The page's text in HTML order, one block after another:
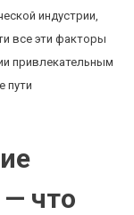
индустрии,
все эти факторы
привлекательным
пути
что